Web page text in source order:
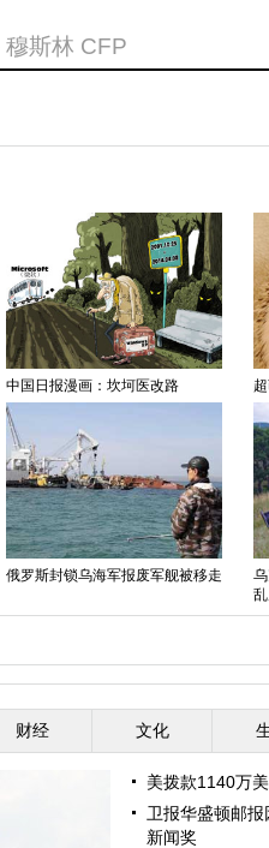
穆斯林 CFP
中国日报漫画：坎坷医改路
俄罗斯封锁乌海军报废军舰被移走
财经 文化
美拨款1140万
卫报华盛顿邮
新闻奖